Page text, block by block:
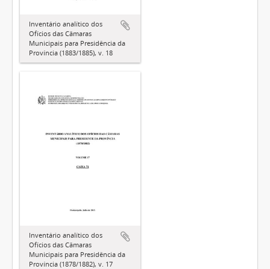
Inventário analítico dos
Ofícios das Câmaras
Municipais para Presidência da
Província (1883/1885), v. 18
Inventário analítico dos
Ofícios das Câmaras
Municipais para Presidência da
Província (1878/1882), v. 17